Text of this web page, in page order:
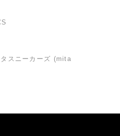
タスニーカーズ (mita